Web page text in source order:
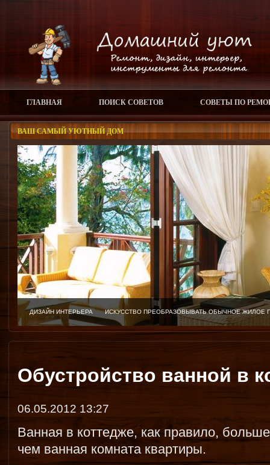
ГЛАВНАЯ ПОИСК СОВЕТОВ СОВЕТЫ ПО
ВАШ САМЫЙ УЮТНЫЙ ДОМ
ДИЗАЙН ИНТЕРЬЕРА ИСКУССТВО ПРЕОБРАЗОВЫВАТЬ ОБЫЧНОЕ
Обустройство ванной в
06.05.2012 13:27
Ванная в коттедже, как правило,
чем ванная комната квартиры.